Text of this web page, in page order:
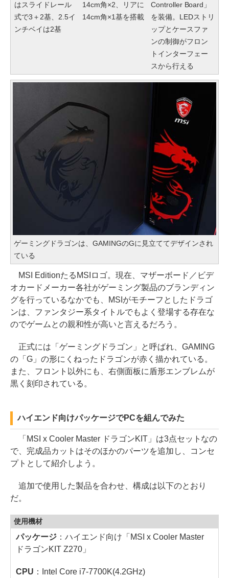
はスライドレール
式で3＋2基、2.5イ
ンチベイは2基
14cm角×2、リアに
14cm角×1基を搭載
Controller Board」
を装備。LEDストリ
ップとケースファ
ンの制御がフロン
トインターフェー
スから行える
ゲーミングドラゴンは、GAMINGのGに見立ててデザインされ
ている
MSI EditionたるMSIロゴ。現在、マザーボード／ビデ
オカードメーカー各社がゲーミング製品のブランディン
グを行っているなかでも、MSIがモチーフとしたドラゴ
ンは、ファンタジー系タイトルでもよく登場する存在な
のでゲームとの親和性が高いと言えるだろう。
正式には「ゲーミングドラゴン」と呼ばれ、GAMING
の「G」の形にくねったドラゴンが赤く描かれている。
また、フロント以外にも、右側面板に盾形エンブレムが
黒く刻印されている。
ハイエンド向けパッケージでPCを組んでみた
「MSI x Cooler Master ドラゴンKIT」は3点セットなの
で、完成品カットはそのほかのパーツを追加し、コンセ
プトとして紹介しよう。
追加で使用した製品を合わせ、構成は以下のとおり
だ。
使用機材
パッケージ：ハイエンド向け「MSI x Cooler Master
ドラゴンKIT Z270」
CPU ：Intel Core i7-7700K(4.2GHz)